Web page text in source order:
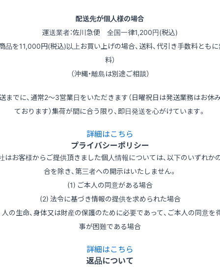
配送先が個人様の場合
運送業者：佐川急便 全国一律1,200円(税込)
品を11,000円(税込)以上お買い上げの場合、送料、代引き手数料とも
料）
（沖縄・離島は別途ご相談）
までに、通常2～3営業日をいただきます（日曜祝日は発送業務はお休
ております）集荷が間に合う限り、即日発送を心がけています。
詳細はこちら
プライバシーポリシー
はお客様からご提供頂きました個人情報については、以下のいずれか
合を除き、第三者への開示はいたしません。
(1) ご本人の同意がある場合
(2) 法令に基づき情報の提供を求められた場合
の生命、身体又は財産の保護のために必要であって、ご本人の同意を
事が困難である場合
詳細はこちら
返品について